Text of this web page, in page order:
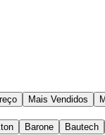
Mais Vendidos
Barone Bautech